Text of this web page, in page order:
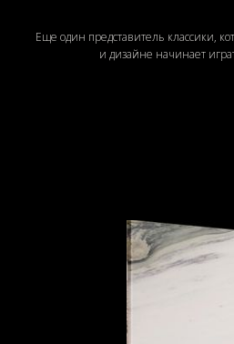
Еще один представитель классики,
и дизайне начинает